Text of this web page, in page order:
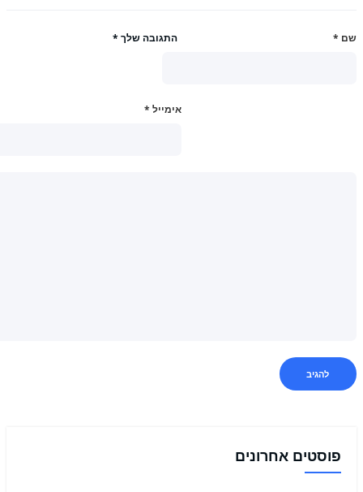
*
אימייל*
התגובה שלך*
פוסטים אחרונים